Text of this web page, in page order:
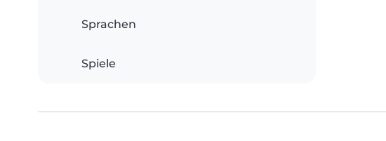
Sprachen
Spiele